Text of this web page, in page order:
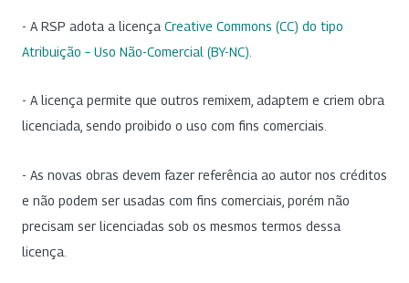
- A RSP adota a licença Creative Commons (CC) do tipo
Atribuição – Uso Não-Comercial (BY-NC)
- A licença permite que outros remixem, adaptem e criem obra
licenciada, sendo proibido o uso com fins comerciais.
- As novas obras devem fazer referência ao autor nos créditos
e não podem ser usadas com fins comerciais, porém não
precisam ser licenciadas sob os mesmos termos dessa
licença.